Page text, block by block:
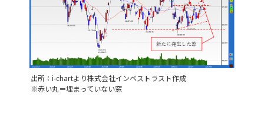
出所：i-chartより株式会社インベストラスト作成
※赤い丸＝埋まっていない窓